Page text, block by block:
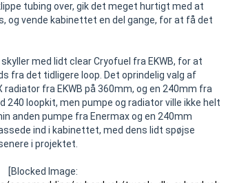
tubing over, gik det meget hurtigt med at
og vende kabinettet en del gange, for at få det
med lidt clear Cryofuel fra EKWB, for at
fra det tidligere loop. Det oprindelig valg af
fra EKWB på 360mm, og en 240mm fra
240 loopkit, men pumpe og radiator ville ikke helt
anden pumpe fra Enermax og en 240mm
ind i kabinettet, med dens lidt spøjse
i projektet.
[Blocked Image: